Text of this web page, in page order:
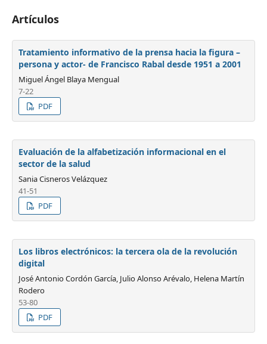
Artículos
Tratamiento informativo de la prensa hacia la figura –
persona y actor- de Francisco Rabal desde 1951 a 2001
Miguel Ángel Blaya Mengual
7-22
PDF
Evaluación de la alfabetización informacional en el
sector de la salud
Sania Cisneros Velázquez
41-51
PDF
Los libros electrónicos: la tercera ola de la revolución
digital
José Antonio Cordón García, Julio Alonso Arévalo, Helena Martín
Rodero
53-80
PDF